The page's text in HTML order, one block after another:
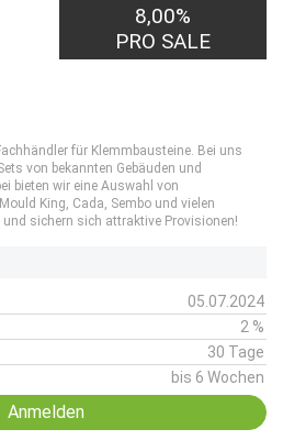
8,00%
PRO SALE
für Klemmbausteine. Bei uns
von bekannten Gebäuden und
bieten wir eine Auswahl von
King, Cada, Sembo und vielen
und sichern sich attraktive Provisionen!
05.07.2024
2 %
30 Tage
bis 6 Wochen
Anmelden